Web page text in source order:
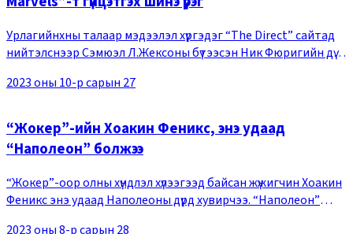
Урлагийнхны талаар мэдээлэл хүргэдэг “The Direct” сайтад
нийтэлснээр Сэмюэл Л.Жексоны бүтээсэн Ник Фюригийн дүр
болсон байна. “The Marvels” кинонд
2023 оны 10-р сарын 27
“Жокер”-ийн Хоакин Феникс, энэ удаад
“Наполеон” болжээ
“Жокер”-оор олны хүндлэл хүлээгээд байсан жүжигчин Хоакин
Феникс энэ удаад Наполеоны дүрд хувирчээ. “Наполеон”
2023 оны 8-р сарын 28